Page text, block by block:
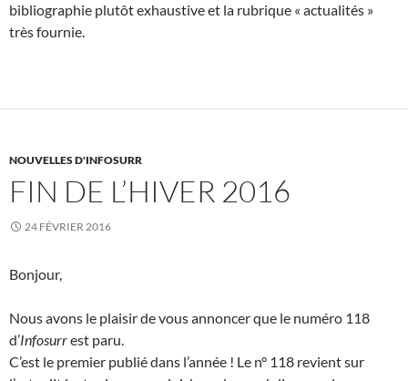
bibliographie plutôt exhaustive et la rubrique « actualités »
très fournie.
NOUVELLES D'INFOSURR
FIN DE L’HIVER 2016
24 FÉVRIER 2016
Bonjour,
Nous avons le plaisir de vous annoncer que le numéro 118
d’Infosurrest paru.
C’est le premier publié dans l’année ! Le n° 118 revient sur